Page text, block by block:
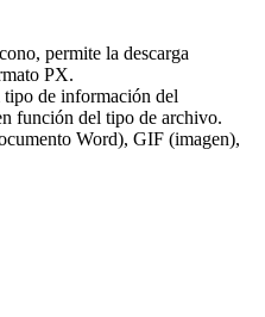
permite la descarga
PX.
de información del
función del tipo de archivo.
Word), GIF (imagen),